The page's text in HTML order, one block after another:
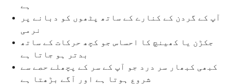
ہے
آپ کے گردن کے کنارے کے ساتھ پٹھوں کو دبانے پر
نرمی
جکڑن یا کھینچ کا احساس جو کچھ حرکات کے ساتھ
بدتر ہو جاتا ہے
کبھی کبھار سر درد جو آپ کے سر کے پچھلے حصے سے
شروع ہوتا ہے اور آگے بڑھتا ہے